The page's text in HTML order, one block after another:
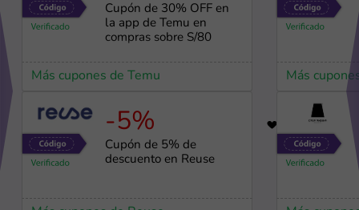
Cupón de 30% OFF en
la app de Temu en
compras sobre S/80
Más cupones de Temu
-5%
Cupón de 5% de
descuento en Reuse
Más